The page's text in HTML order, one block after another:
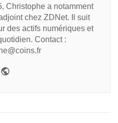
Christophe a notamment
chez ZDNet. Il suit
des actifs numériques et
Contact :